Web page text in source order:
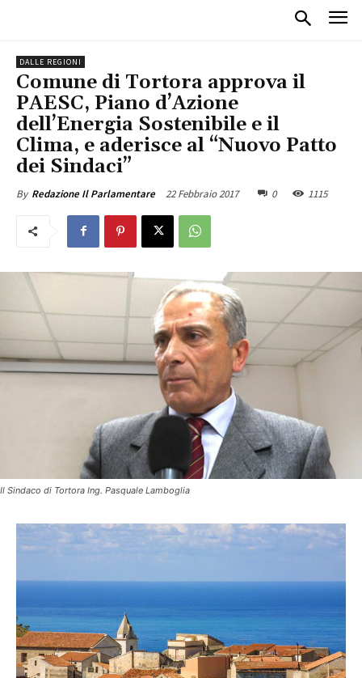
DALLE REGIONI
Comune di Tortora approva il
PAESC, Piano d’Azione
dell’Energia Sostenibile e il
Clima, e aderisce al “Nuovo Patto
dei Sindaci”
By Redazione Il Parlamentare 22 Febbraio 2017 0 1115
Il Sindaco di Tortora Ing. Pasquale Lamboglia